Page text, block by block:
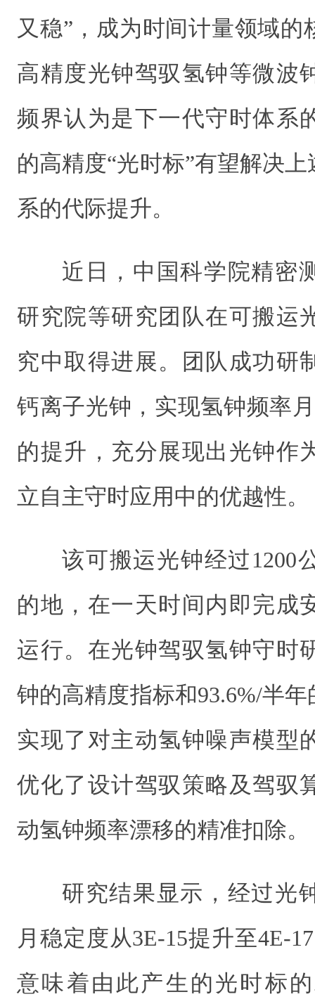
又稳”，成为时间计量领域
高精度光钟驾驭氢钟等微波
频界认为是下一代守时体系
的高精度“光时标”有望解决
系的代际提升。
近日，中国科学院精密
研究院等研究团队在可搬运
究中取得进展。团队成功研
钙离子光钟，实现氢钟频率
的提升，充分展现出光钟作
立自主守时应用中的优越性。
该可搬运光钟经过1200
的地，在一天时间内即完成
运行。在光钟驾驭氢钟守时
钟的高精度指标和93.6%/半
实现了对主动氢钟噪声模型
优化了设计驾驭策略及驾驭
动氢钟频率漂移的精准扣除。
研究结果显示，经过光
月稳定度从3E-15提升至4E-
意味着由此产生的光时标